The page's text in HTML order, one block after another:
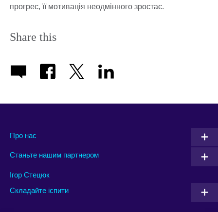
прогрес, її мотивація неодмінного зростає.
Share this
Про нас
Станьте нашим партнером
Ігор Стецюк
Складайте іспити